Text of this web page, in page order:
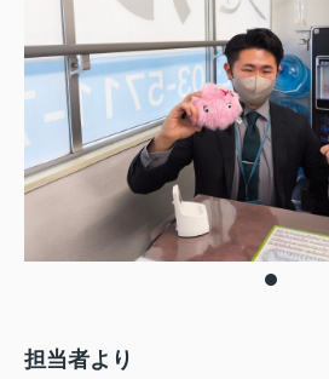
担当者より